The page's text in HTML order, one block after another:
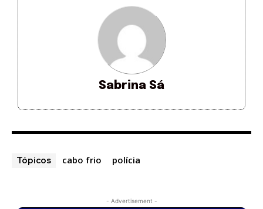
Sabrina Sá
Tópicos cabo frio polícia
- Advertisement -